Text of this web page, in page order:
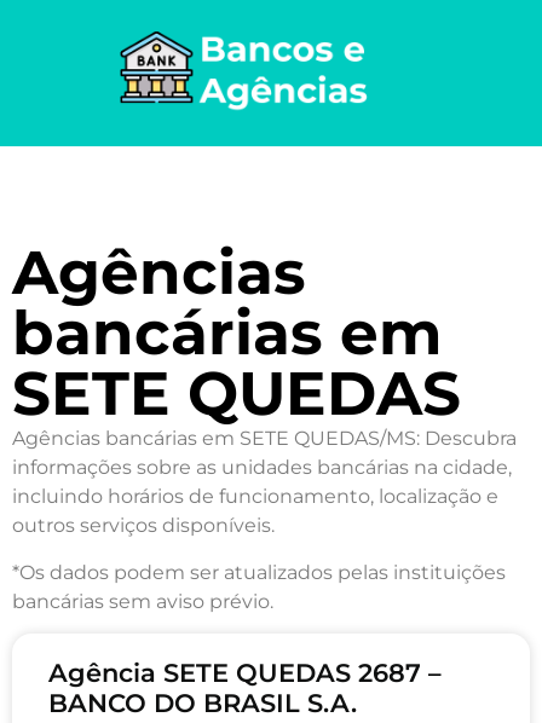
Agências
bancárias em
SETE QUEDAS
Agências bancárias em SETE QUEDAS/MS: Descubra
informações sobre as unidades bancárias na cidade,
incluindo horários de funcionamento, localização e
outros serviços disponíveis.
*Os dados podem ser atualizados pelas instituições
bancárias sem aviso prévio.
Agência SETE QUEDAS 2687 –
BANCO DO BRASIL S.A.